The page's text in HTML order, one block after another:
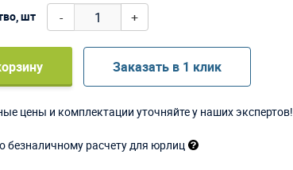
шт - +
Заказать в 1 клик
цены и комплектации уточняйте у наших экспертов!
безналичному расчету для юрлиц